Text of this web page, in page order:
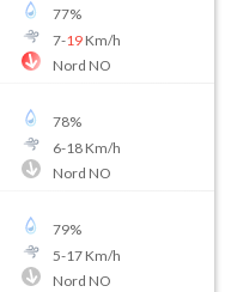
77%
7-19Km/h
Nord NO
78%
6-18Km/h
Nord NO
79%
5-17Km/h
Nord NO